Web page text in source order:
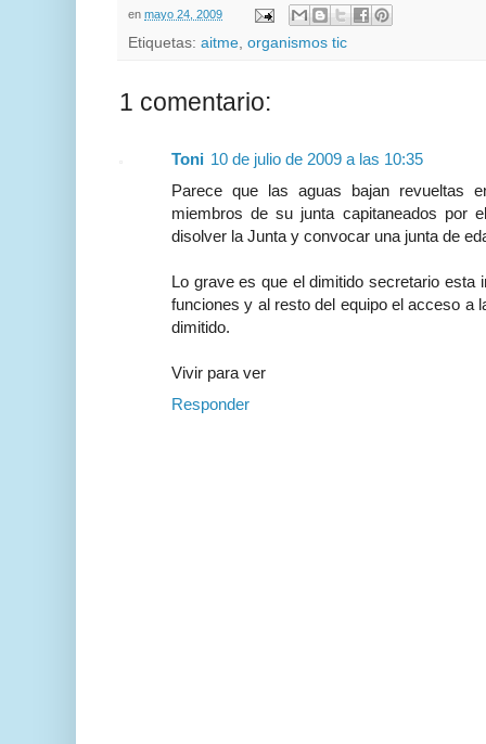
en mayo 24, 2009
Etiquetas: aitme, organismos tic
1 comentario:
Toni 10 de julio de 2009 a las 10:35
Parece que las aguas bajan revueltas
miembros de su junta capitaneados por
disolver la Junta y convocar una junta de
Lo grave es que el dimitido secretario esta
funciones y al resto del equipo el acceso a
dimitido.
Vivir para ver
Responder